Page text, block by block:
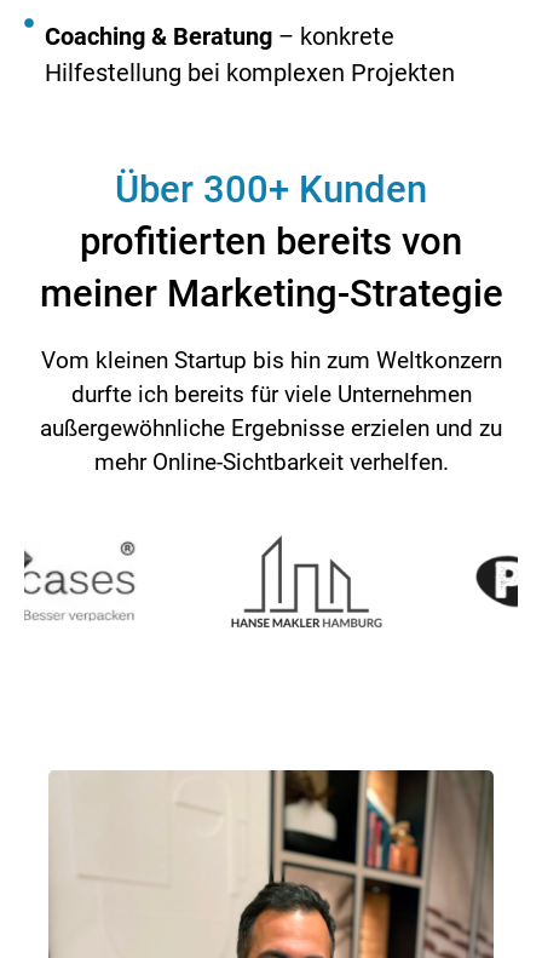
Coaching & Beratung – konkrete
Hilfestellung bei komplexen Projekten
Über 300+ Kunden
profitierten bereits von
meiner Marketing-Strategie
Vom kleinen Startup bis hin zum Weltkonzern
durfte ich bereits für viele Unternehmen
außergewöhnliche Ergebnisse erzielen und zu
mehr Online-Sichtbarkeit verhelfen.